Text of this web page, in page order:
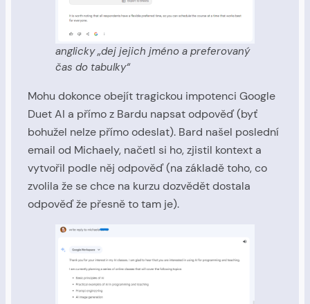
anglicky „dej jejich jméno a preferovaný
čas do tabulky“
Mohu dokonce obejít tragickou impotenci Google
Duet AI a přímo z Bardu napsat odpověď (byť
bohužel nelze přímo odeslat). Bard našel poslední
email od Michaely, načetl si ho, zjistil kontext a
vytvořil podle něj odpověď (na základě toho, co
zvolila že se chce na kurzu dozvědět dostala
odpověď že přesně to tam je).